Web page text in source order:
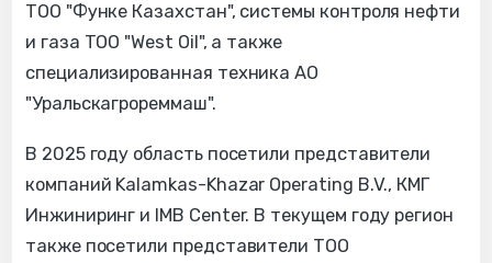
ТОО "Функе Казахстан", системы контроля нефти
и газа ТОО "West Oil", а также
специализированная техника АО
"Уральскагрореммаш".
В 2025 году область посетили представители
компаний Kalamkas-Khazar Operating B.V., КМГ
Инжиниринг и IMB Center. В текущем году регион
также посетили представители ТОО